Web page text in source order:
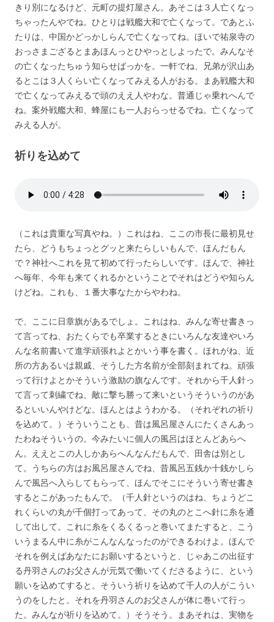
きり別になるけど、元町の提灯屋さん。あそこは３人亡くなっ
ちゃったんやでね。ひとりは戦艦大和で亡くなって。であとふ
たりは、中国かどっかしらんで亡くなってね。ほいで祐泉寺の
おっさまござるとまあほんっとひやっとしよったで。みんなそ
の亡くなったちゅう知らせばっかを。一軒でね、兄弟が沢山あ
るとこは３人くらい亡くなってみえる人がおる。まあ戦艦大和
で亡くなってみえるで頭のええ人やわな。普通じゃ乗れへんで
ね。案外戦艦大和、蜂屋にも一人おらっせるでね。亡くなって
みえる人が。
祈りを込めて
（これは貴重な写真やね。）これはね、ここの市長に最初見せ
たら、どうもちょっとグッと来たらしいもんで、ほんだもん
で？神社へこれを見て初めて行ったらしいです。ほんで、神社
へ毎年、今年も来てくれるかということでそれはどうや知らん
けどね。これも、１番大事なたからやわね。
で、ここに日章旗があるでしょ。これはね、みんな寄せ書きっ
て言ってね、おたくらでも卒業するときにいろんな友達やいろ
んな名前書いて進学頑張れよとかいう事を書く。ほれがね、近
所の方あるいは親戚、そうした方名前が全部刻まれてね。頑張
って行けよとかそういう激励の旗なんです。それから千人針っ
て言って刺繍でね、敵に撃ち勝って来いというそういうのがあ
るといいんやけどな。ほんとはようわかる。（それぞれの祈り
を込めて。）そういうことも、昔は風呂屋さんにたくさんあっ
たわねそういうの。今みたいに個人の風呂はほとんどあらへ
ん。ええとこの人しかあらへんなんだもんで、田舎は別とし
て。うちらの方はお風呂屋さんでね、昔風呂五銭か十銭かしら
んで風呂へ入らしてもらって、ほんでそこにそういう寄せ書き
するとこがあったもんで。（千人針というのはね、ちょうどこ
れくらいの丸が千個打ってあって、その丸のとこへ針に糸を通
して出して。これに糸をくるくるっと巻いてまたすると、こう
いうまるん中に糸がこんなんなったのができるわけよ。ほんで
それを例えばあなたにお願いするというと、じゃあこの出征す
る丹羽さんのお父さんが元気で働いてくださるように、という
願いを込めてすると。そういう祈りを込めて千人の人がこうい
うのをしたと。それを丹羽さんのお父さんが体に巻いて行っ
た。みんなが祈りを込めて。）そうそう。まあそれは、実物を